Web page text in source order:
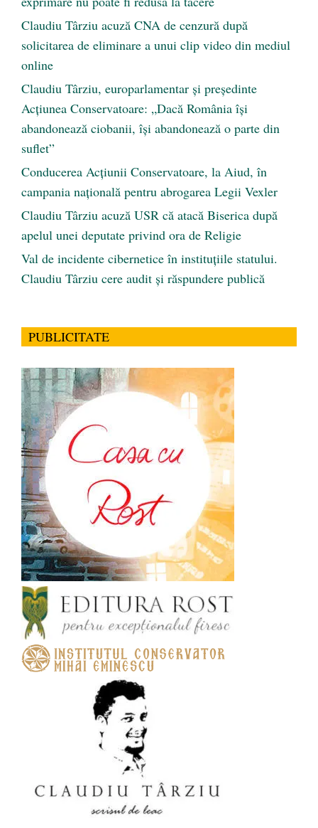
Claudiu Târziu acuză CNA de cenzură după
solicitarea de eliminare a unui clip video din mediul
online
Claudiu Târziu, europarlamentar și președinte
Acțiunea Conservatoare: „Dacă România își
abandonează ciobanii, își abandonează o parte din
suflet”
Conducerea Acțiunii Conservatoare, la Aiud, în
campania națională pentru abrogarea Legii Vexler
Claudiu Târziu acuză USR că atacă Biserica după
apelul unei deputate privind ora de Religie
Val de incidente cibernetice în instituțiile statului.
Claudiu Târziu cere audit și răspundere publică
PUBLICITATE